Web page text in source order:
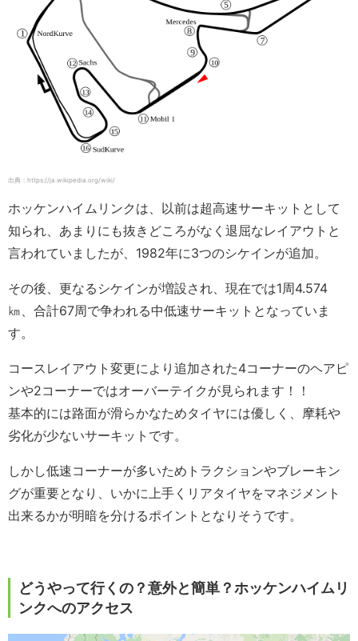
出典：https://ja.wikipedia.org/wiki/
ホッケンハイムリンクは、以前は超高速サーキットとして
知られ、あまりにも抜きどころがなく退屈なレイアウトと
言われていましたが、1982年に3つのシケインが追加。
その後、更なるシケインが増設され、現在では1周4.574
㎞、合計67周で争われる中低速サーキットとなっていま
す。
コースレイアウト変更により追加された4コーナーのヘアピ
ンや2コーナーではオーバーテイクが見られます！！
基本的には路面が滑らかなためタイヤには優しく、摩耗や
劣化が少ないサーキットです。
しかし低速コーナーが多いためトラクションやブレーキン
グが重要となり、いかに上手くリアタイヤをマネジメント
出来るかが明暗を分けるポイントとなりそうです。
どうやって行くの？意外と簡単？ホッケンハイムリ
ンクへのアクセス